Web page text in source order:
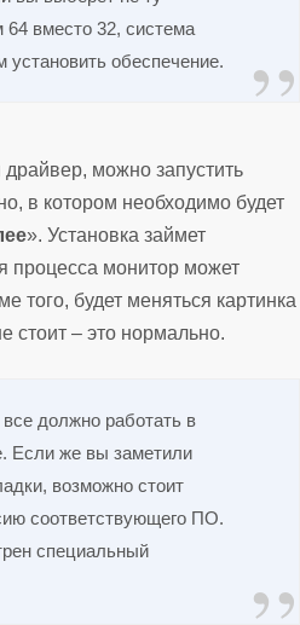
64 вместо 32, система
установить обеспечение.
драйвер, можно запустить
в котором необходимо будет
». Установка займет
процесса монитор может
того, будет меняться картинка
стоит – это нормально.
должно работать в
Если же вы заметили
возможно стоит
соответствующего ПО.
специальный